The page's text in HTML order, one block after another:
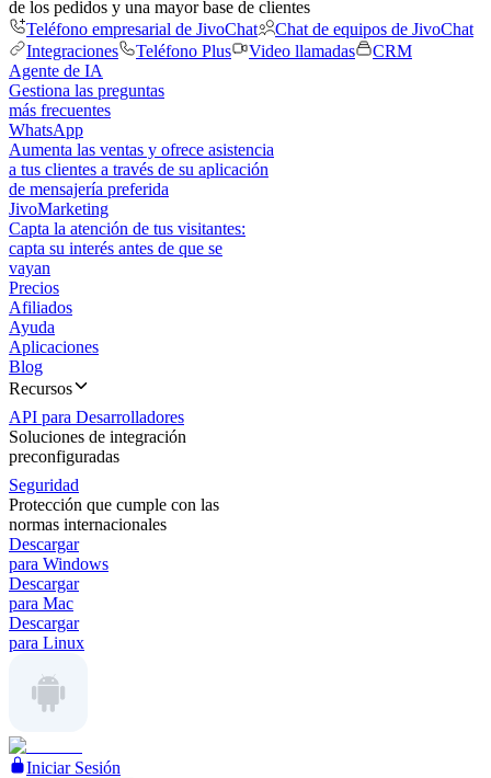
de los pedidos y una mayor base de clientes
Teléfono empresarial de JivoChat
Chat de equipos de JivoChat
Integraciones
Teléfono Plus Video llamadas
CRM
Agente de IA
Gestiona las preguntas
más frecuentes
WhatsApp
Aumenta las ventas y ofrece asistencia
a tus clientes a través de su aplicación
de mensajería preferida
JivoMarketing
Capta la atención de tus visitantes:
capta su interés antes de que se
vayan
Precios
Afiliados
Ayuda
Aplicaciones
Blog
Recursos
API para Desarrolladores
Soluciones de integración
preconfiguradas
Seguridad
Protección que cumple con las
normas internacionales
Descargar
para Windows
Descargar
para Mac
Descargar
para Linux
Iniciar Sesión